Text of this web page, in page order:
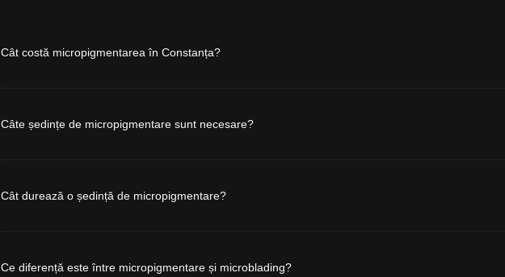
Cât costă micropigmentarea în Constanța?
Câte ședințe de micropigmentare sunt necesare?
Cât durează o ședință de micropigmentare?
Ce diferență este între micropigmentare și microblading?